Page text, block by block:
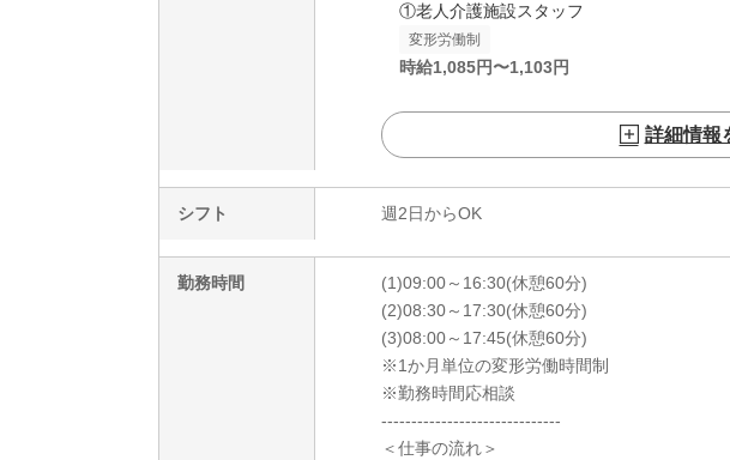
①老人介護施設スタッフ
変形労働制
時給1,085円〜1,103円
詳細情報
シフト 週2日からOK
勤務時間
(1)09:00～16:30(休憩60分)
(2)08:30～17:30(休憩60分)
(3)08:00～17:45(休憩60分)
※1か月単位の変形労働時間制
※勤務時間応相談
------------------------------
＜仕事の流れ＞